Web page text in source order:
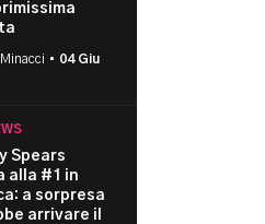
• 04 Giu
Spears
alla #1 in
a sorpresa
arrivare il